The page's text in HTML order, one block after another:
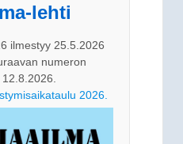
lehti
ilmestyy 25.5.2026
numeron
2026.